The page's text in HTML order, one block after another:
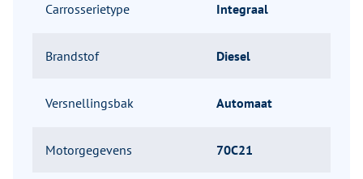
Carrosserietype Integraal
Brandstof Diesel
Versnellingsbak Automaat
Motorgegevens 70C21